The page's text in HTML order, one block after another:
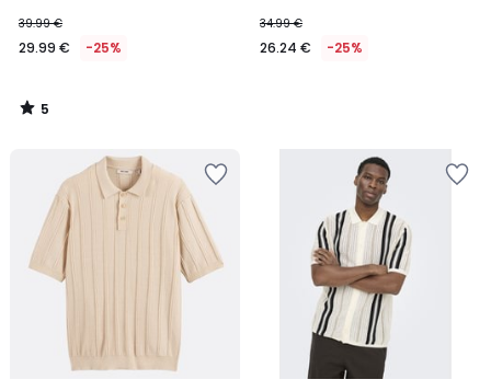
39.99 €
29.99 € -25%
5
/
34.99 €
26.24 € -25%